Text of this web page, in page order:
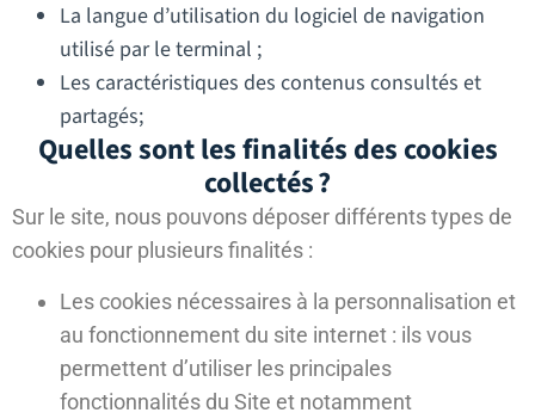
La langue d’utilisation du logiciel de navigation
utilisé par le terminal ;
Les caractéristiques des contenus consultés et
partagés;
Quelles sont les finalités des cookies
collectés ?
Sur le site, nous pouvons déposer différents types de
cookies pour plusieurs finalités :
Les cookies nécessaires à la personnalisation et
au fonctionnement du site internet : ils vous
permettent d’utiliser les principales
fonctionnalités du Site et notamment